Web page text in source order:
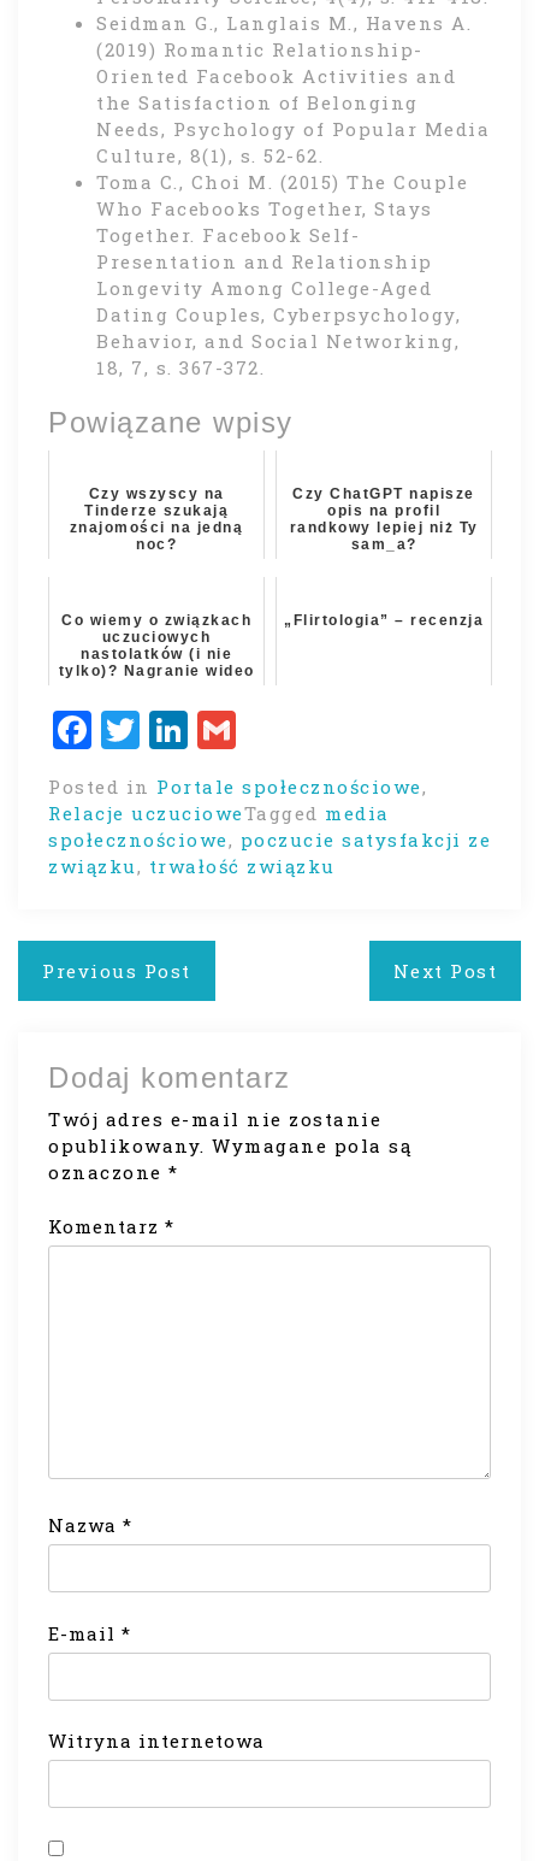
Seidman G., Langlais M., Havens A.
(2019) Romantic Relationship-
Oriented Facebook Activities and
the Satisfaction of Belonging
Needs, Psychology of Popular Media
Culture, 8(1), s. 52-62.
Toma C., Choi M. (2015) The Couple
Who Facebooks Together, Stays
Together. Facebook Self-
Presentation and Relationship
Longevity Among College-Aged
Dating Couples, Cyberpsychology,
Behavior, and Social Networking,
18, 7, s. 367-372.
Powiązane wpisy
Czy wszyscy na
Tinderze szukają
znajomości na jedną
noc?
Czy ChatGPT napisze
opis na profil
randkowy lepiej niż Ty
sam_a?
Co wiemy o związkach
uczuciowych
nastolatków (i nie
tylko)? Nagranie wideo
„Flirtologia” – recenzja
Facebook
Twitter
LinkedIn
Posted in Portale społecznościowe,
Relacje uczucioweTagged media
społecznościowe, poczucie satysfakcji ze
związku, trwałość związku
Nawigacja
wpisu
Previous Post Next Post
Dodaj komentarz
Twój adres e-mail nie zostanie
opublikowany. Wymagane pola są
oznaczone *
Komentarz *
Nazwa *
E-mail *
Witryna internetowa